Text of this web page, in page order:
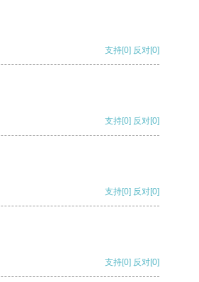
支持[0] 反对[0]
支持[0] 反对[0]
支持[0] 反对[0]
支持[0] 反对[0]